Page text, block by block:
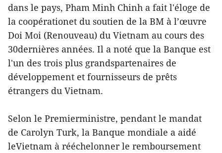
dans le pays, Pham Minh Chinh a fait l'éloge de
la coopérationet du soutien de la BM à l’œuvre
Doi Moi (Renouveau) du Vietnam au cours des
30dernières années. Il a noté que la Banque est
l'un des trois plus grandspartenaires de
développement et fournisseurs de prêts
étrangers du Vietnam.
Selon le Premierministre, pendant le mandat
de Carolyn Turk, la Banque mondiale a aidé
leVietnam à rééchelonner le remboursement